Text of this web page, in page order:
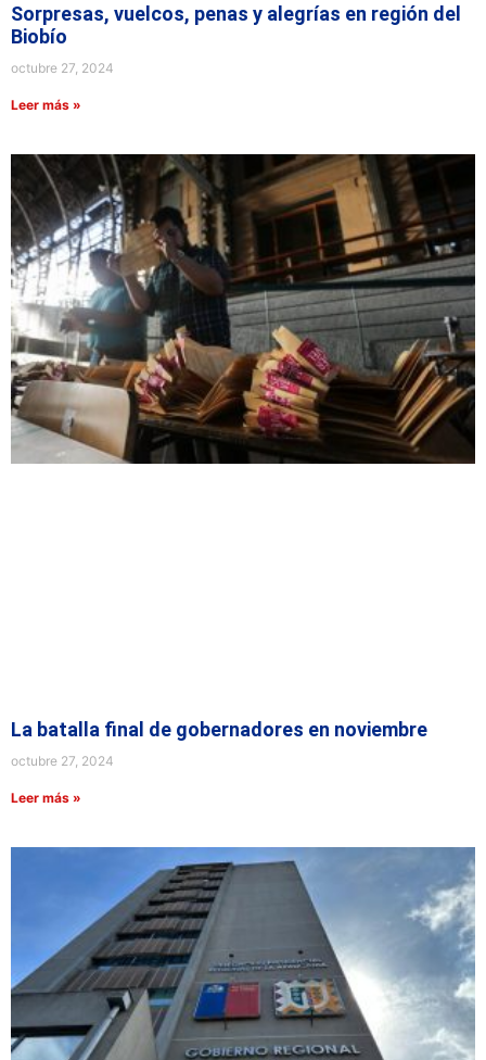
Sorpresas, vuelcos, penas y alegrías en región del
Biobío
octubre 27, 2024
Leer más »
La batalla final de gobernadores en noviembre
octubre 27, 2024
Leer más »